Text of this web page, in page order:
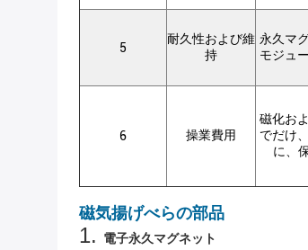
5
耐久性および維
持
永久マ
モジュ
6 操業費用
磁化お
でだけ
に、
磁気揚げべらの部品
1.
電子永久マグネット